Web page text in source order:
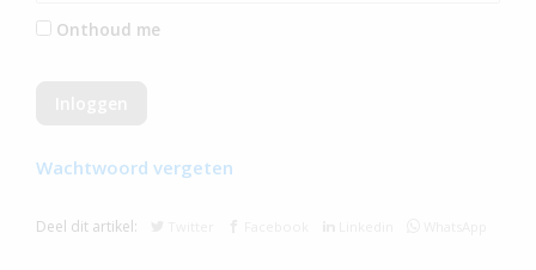
Onthoud me
Wachtwoord vergeten
Deel dit artikel: